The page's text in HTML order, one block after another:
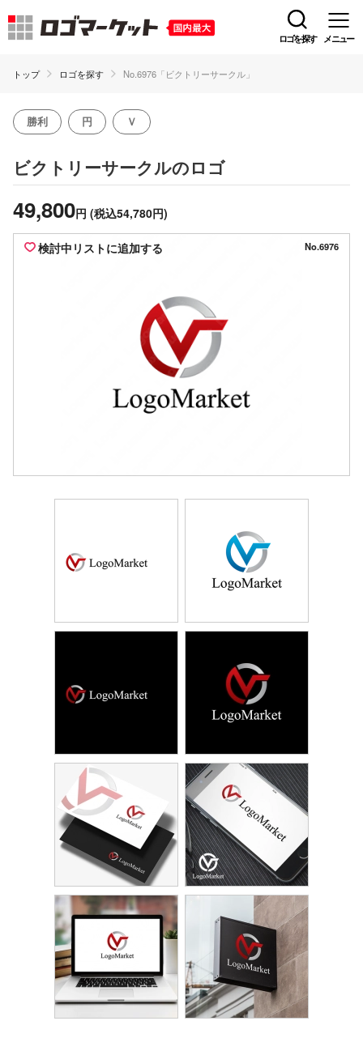
ロゴを探す メニュー
トップ ロゴを探す No.6976「ビクトリーサークル」
勝利 円 Ｖ
ビクトリーサークルのロゴ
49,800円 (税込54,780円)
検討中リストに追加する No.6976